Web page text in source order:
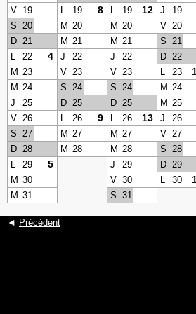
V 19 L 19 8 L 19 12 J 19
S 20 M 20 M 20 V 20
D 21 M 21 M 21 S 21
L
22 4 J 22 J 22 D 22
M 23 V 23 V 23 L 23
M 24 S 24 S 24 M 24
J
25 D 25 D 25 M 25
V 26 L 26 9 L 26 13 J 26
S 27 M 27 M 27 V 27
D 28 M 28 M 28 S 28
L
29 5 J 29 D 29
M 30 V 30 L 30
M 31 S 31
◄ Précédent